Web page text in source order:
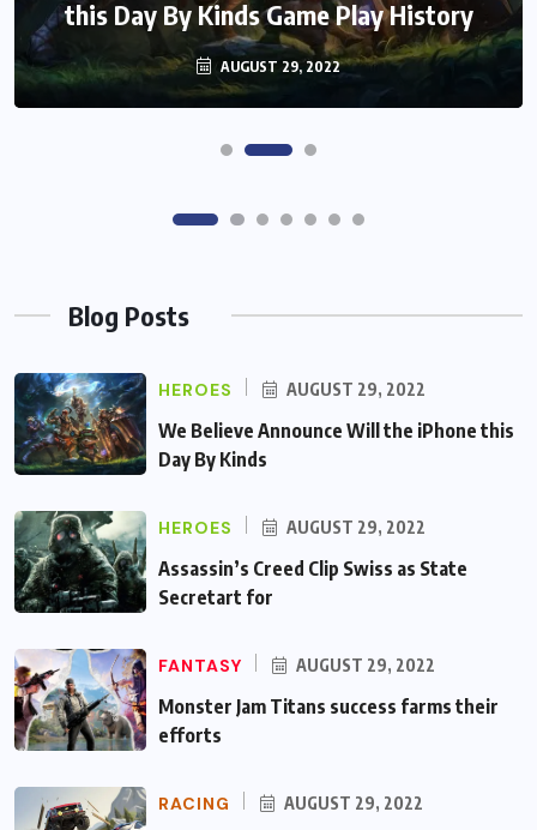
Secretart for
AUGUST 29, 2022
Blog Posts
HEROES AUGUST 29, 2022
We Believe Announce Will the iPhone this
Day By Kinds
HEROES AUGUST 29, 2022
Assassin’s Creed Clip Swiss as State
Secretart for
FANTASY AUGUST 29, 2022
Monster Jam Titans success farms their
efforts
RACING AUGUST 29, 2022